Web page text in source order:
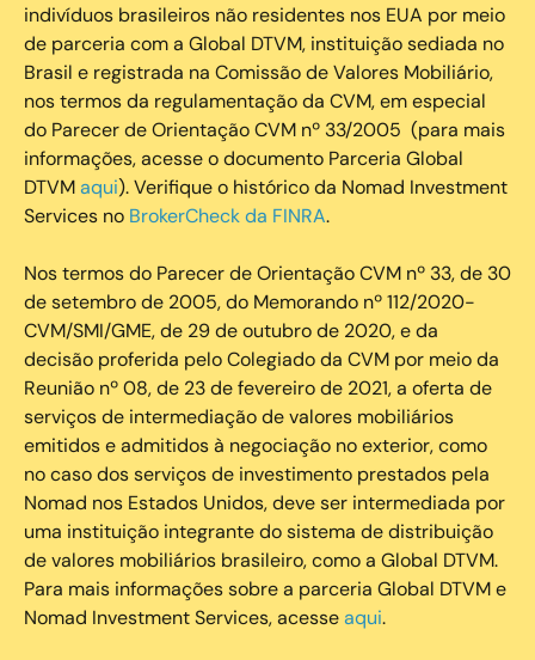
indivíduos brasileiros não residentes nos EUA por meio
de parceria com a Global DTVM, instituição sediada no
Brasil e registrada na Comissão de Valores Mobiliário,
nos termos da regulamentação da CVM, em especial
do Parecer de Orientação CVM nº 33/2005 (para mais
informações, acesse o documento Parceria Global
DTVMaqui). Verifique o histórico da Nomad Investment
Services no BrokerCheck da FINRA.
Nos termos do Parecer de Orientação CVM nº 33, de 30
de setembro de 2005, do Memorando nº 112/2020-
CVM/SMI/GME, de 29 de outubro de 2020, e da
decisão proferida pelo Colegiado da CVM por meio da
Reunião nº 08, de 23 de fevereiro de 2021, a oferta de
serviços de intermediação de valores mobiliários
emitidos e admitidos à negociação no exterior, como
no caso dos serviços de investimento prestados pela
Nomad nos Estados Unidos, deve ser intermediada por
uma instituição integrante do sistema de distribuição
de valores mobiliários brasileiro, como a Global DTVM.
Para mais informações sobre a parceria Global DTVM e
Nomad Investment Services, acesseaqui.